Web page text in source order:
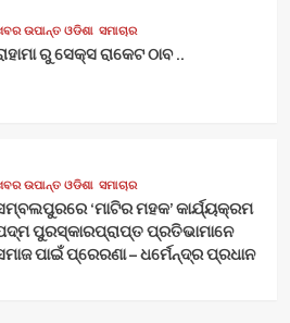
ଉପାନ୍ତ ଓଡିଶା ସମାଚାର
ରୁ ସେକ୍ସ ରାକେଟ ଠାବ ..
ଉପାନ୍ତ ଓଡିଶା ସମାଚାର
‘ମାଟିର ମହକ’ କାର୍ଯ୍ୟକ୍ରମ
ପୁରସ୍କାରପ୍ରାପ୍ତ ପ୍ରତିଭାମାନେ
ପାଇଁ ପ୍ରେରଣା – ଧର୍ମେନ୍ଦ୍ର ପ୍ରଧାନ